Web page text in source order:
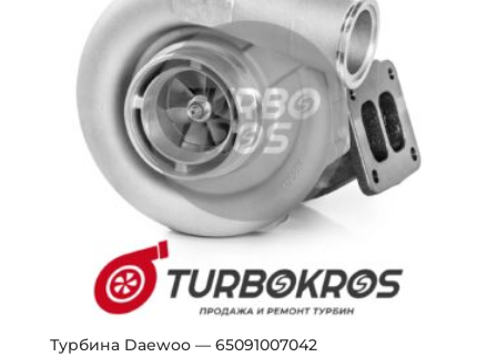
Турбина Daewoo — 65091007042